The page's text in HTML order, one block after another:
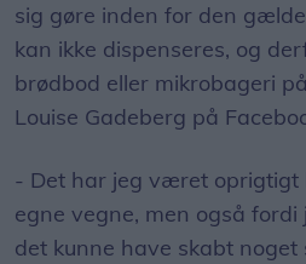
sig gøre inden for den
kan ikke dispenseres, og
brødbod eller mikrobageri
Louise Gadeberg på
- Det har jeg været oprigtigt
egne vegne, men også
det kunne have skabt